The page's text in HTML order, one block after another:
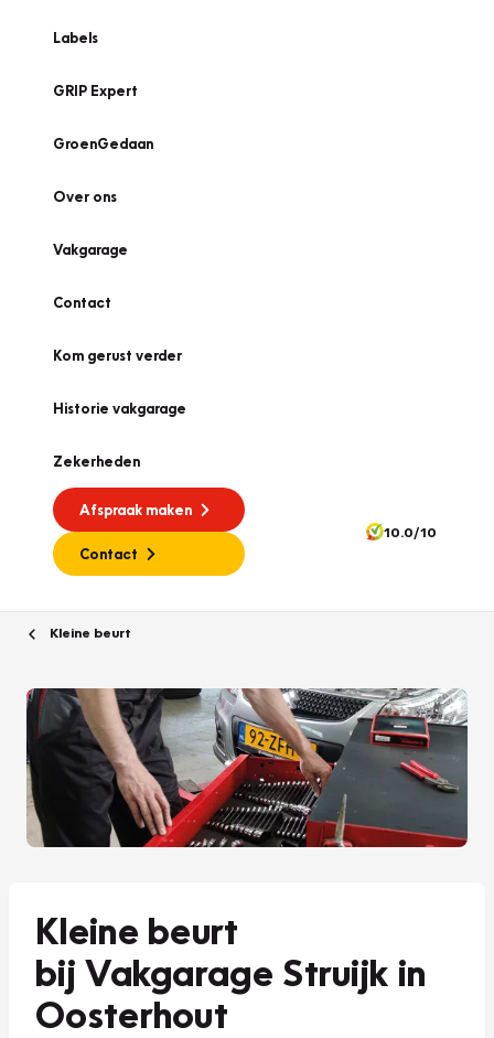
Labels
GRIP Expert
GroenGedaan
Over ons
Vakgarage
Contact
Kom gerust verder
Historie vakgarage
Zekerheden
Afspraak maken
Contact
10.0/10
Kleine beurt
Kleine beurt
bij Vakgarage Struijk in
Oosterhout